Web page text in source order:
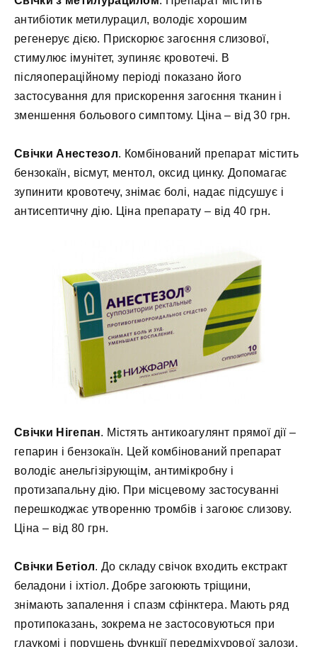
антибіотик метилурацил, володіє хорошим
регенерує дією. Прискорює загоєння слизової,
стимулює імунітет, зупиняє кровотечі. В
післяопераційному періоді показано його
застосування для прискорення загоєння тканин і
зменшення больового симптому. Ціна – від 30 грн.
Свічки Анестезол. Комбінований препарат містить
бензокаїн, вісмут, ментол, оксид цинку. Допомагає
зупинити кровотечу, знімає болі, надає підсушує і
антисептичну дію. Ціна препарату – від 40 грн.
Свічки Нігепан. Містять антикоагулянт прямої дії –
гепарин і бензокаїн. Цей комбінований препарат
володіє анельгізірующім, антимікробну і
протизапальну дію. При місцевому застосуванні
перешкоджає утворенню тромбів і загоює слизову.
Ціна – від 80 грн.
Свічки Бетіол. До складу свічок входить екстракт
беладони і іхтіол. Добре загоюють тріщини,
знімають запалення і спазм сфінктера. Мають ряд
протипоказань, зокрема не застосовуються при
глаукомі і порушень функції передміхурової залози.